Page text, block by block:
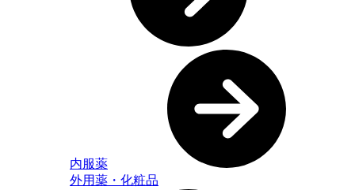
内服薬
外用薬・化粧品